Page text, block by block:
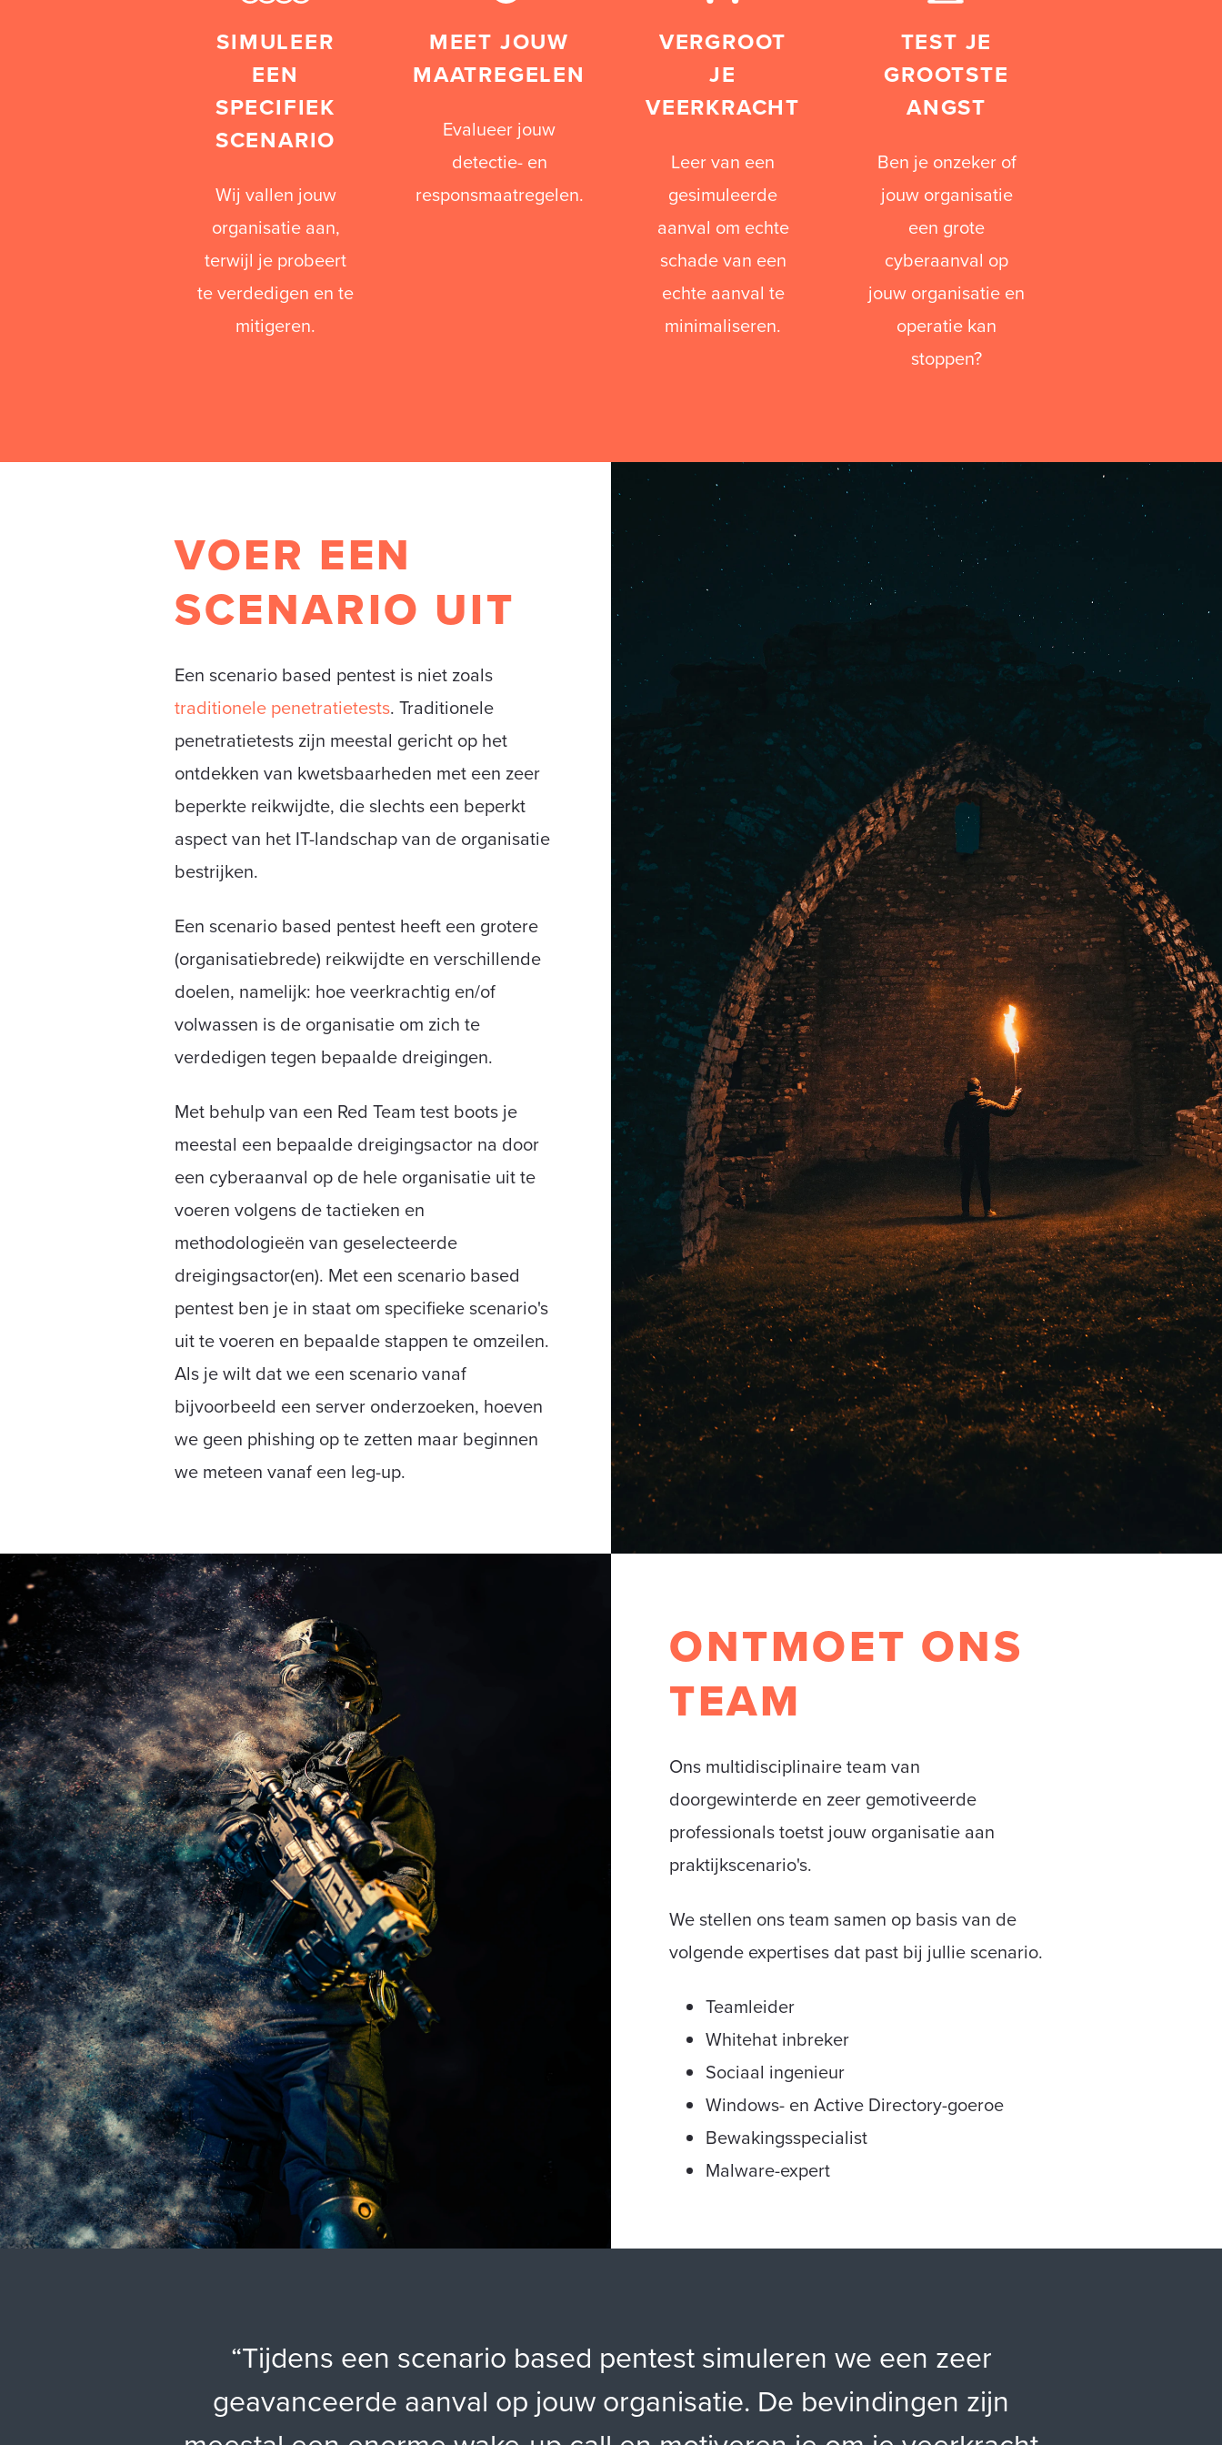
SIMULEER
EEN
SPECIFIEK
SCENARIO
Wij vallen jouw
organisatie aan,
terwijl je probeert
te verdedigen en te
mitigeren.
MEET JOUW
MAATREGELEN
Evalueer jouw
detectie- en
responsmaatregelen.
VERGROOT
JE
VEERKRACHT
Leer van een
gesimuleerde
aanval om echte
schade van een
echte aanval te
minimaliseren.
TEST JE
GROOTSTE
ANGST
Ben je onzeker of
jouw organisatie
een grote
cyberaanval op
jouw organisatie en
operatie kan
stoppen?
VOER EEN
SCENARIO UIT
Een scenario based pentest is niet zoals
traditionele penetratietests. Traditionele
penetratietests zijn meestal gericht op het
ontdekken van kwetsbaarheden met een zeer
beperkte reikwijdte, die slechts een beperkt
aspect van het IT-landschap van de organisatie
bestrijken.
Een scenario based pentest heeft een grotere
(organisatiebrede) reikwijdte en verschillende
doelen, namelijk: hoe veerkrachtig en/of
volwassen is de organisatie om zich te
verdedigen tegen bepaalde dreigingen.
Met behulp van een Red Team test boots je
meestal een bepaalde dreigingsactor na door
een cyberaanval op de hele organisatie uit te
voeren volgens de tactieken en
methodologieën van geselecteerde
dreigingsactor(en). Met een scenario based
pentest ben je in staat om specifieke scenario's
uit te voeren en bepaalde stappen te omzeilen.
Als je wilt dat we een scenario vanaf
bijvoorbeeld een server onderzoeken, hoeven
we geen phishing op te zetten maar beginnen
we meteen vanaf een leg-up.
ONTMOET ONS
TEAM
Ons multidisciplinaire team van
doorgewinterde en zeer gemotiveerde
professionals toetst jouw organisatie aan
praktijkscenario's.
We stellen ons team samen op basis van de
volgende expertises dat past bij jullie scenario.
Teamleider
Whitehat inbreker
Sociaal ingenieur
Windows- en Active Directory-goeroe
Bewakingsspecialist
Malware-expert
“Tijdens een scenario based pentest simuleren we een zeer
geavanceerde aanval op jouw organisatie. De bevindingen zijn